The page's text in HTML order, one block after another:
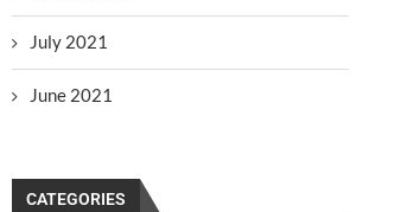
July 2021
June 2021
CATEGORIES